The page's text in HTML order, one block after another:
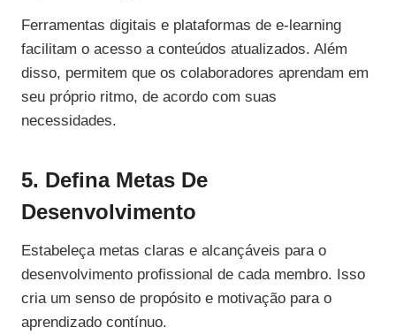
Ferramentas digitais e plataformas de e-learning
facilitam o acesso a conteúdos atualizados. Além
disso, permitem que os colaboradores aprendam em
seu próprio ritmo, de acordo com suas
necessidades.
5. Defina Metas De
Desenvolvimento
Estabeleça metas claras e alcançáveis para o
desenvolvimento profissional de cada membro. Isso
cria um senso de propósito e motivação para o
aprendizado contínuo.